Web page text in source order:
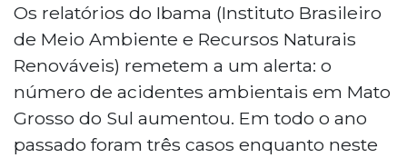
Os relatórios do Ibama (Instituto Brasileiro
de Meio Ambiente e Recursos Naturais
Renováveis) remetem a um alerta: o
número de acidentes ambientais em Mato
Grosso do Sul aumentou. Em todo o ano
passado foram três casos enquanto neste